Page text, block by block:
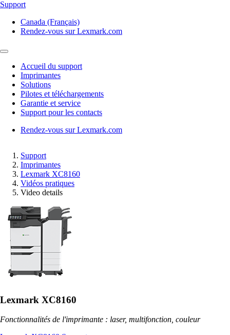
Support
Canada (Français)
Rendez-vous sur Lexmark.com
Accueil du support
Imprimantes
Solutions
Pilotes et téléchargements
Garantie et service
Support pour les contacts
Rendez-vous sur Lexmark.com
Support
Imprimantes
Lexmark XC8160
Vidéos pratiques
Video details
Lexmark XC8160
Fonctionnalités de l'imprimante : laser, multifonction, couleur